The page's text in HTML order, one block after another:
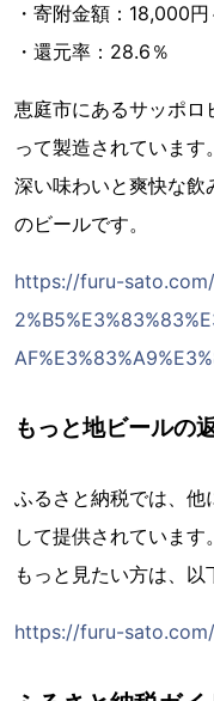
・寄附金額：18,000円
・還元率：28.6％
恵庭市にあるサッポロ
って製造されています。
深い味わいと爽快な飲
のビールです。
https://furu-
もっと地ビールの
ふるさと納税では、他
して提供されています。
もっと見たい方は、以
https://furu-